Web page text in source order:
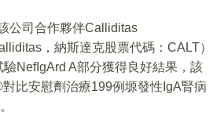
公司合作夥伴Calliditas
，納斯達克股票代碼：CALT）
NefIgArd A部分獲得良好結果，該
比安慰劑治療199例塬發性IgA腎病